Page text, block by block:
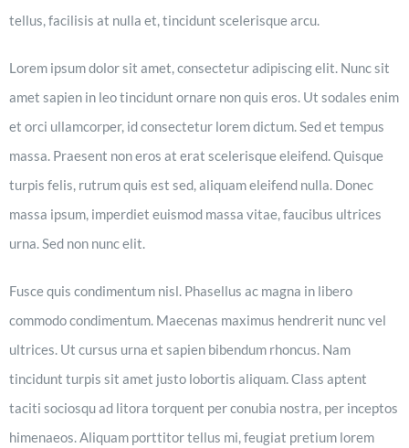
tellus, facilisis at nulla et, tincidunt scelerisque arcu.
Lorem ipsum dolor sit amet, consectetur adipiscing elit. Nunc sit
amet sapien in leo tincidunt ornare non quis eros. Ut sodales enim
et orci ullamcorper, id consectetur lorem dictum. Sed et tempus
massa. Praesent non eros at erat scelerisque eleifend. Quisque
turpis felis, rutrum quis est sed, aliquam eleifend nulla. Donec
massa ipsum, imperdiet euismod massa vitae, faucibus ultrices
urna. Sed non nunc elit.
Fusce quis condimentum nisl. Phasellus ac magna in libero
commodo condimentum. Maecenas maximus hendrerit nunc vel
ultrices. Ut cursus urna et sapien bibendum rhoncus. Nam
tincidunt turpis sit amet justo lobortis aliquam. Class aptent
taciti sociosqu ad litora torquent per conubia nostra, per inceptos
himenaeos. Aliquam porttitor tellus mi, feugiat pretium lorem